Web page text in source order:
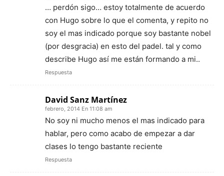
… perdón sigo… estoy totalmente de acuerdo
con Hugo sobre lo que el comenta, y repito no
soy el mas indicado porque soy bastante nobel
(por desgracia) en esto del padel. tal y como
describe Hugo así me están formando a mi..
Respuesta
David Sanz Martínez
febrero, 2014 En 11:08 am
No soy ni mucho menos el mas indicado para
hablar, pero como acabo de empezar a dar
clases lo tengo bastante reciente
Respuesta